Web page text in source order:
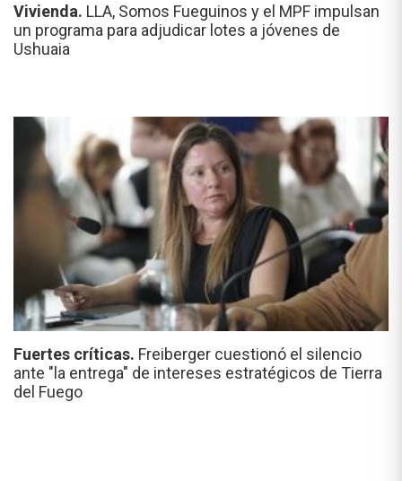
Vivienda. LLA, Somos Fueguinos y el MPF impulsan
un programa para adjudicar lotes a jóvenes de
Ushuaia
Fuertes críticas. Freiberger cuestionó el silencio
ante "la entrega" de intereses estratégicos de Tierra
del Fuego